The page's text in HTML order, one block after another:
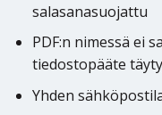
salasanasuojattu
PDF:n nimessä ei
tiedostopääte
Yhden